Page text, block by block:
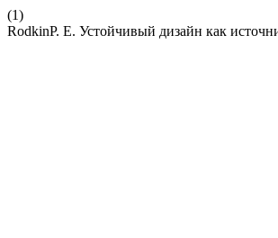
(1)
RodkinP. E. Устойчивый дизайн как